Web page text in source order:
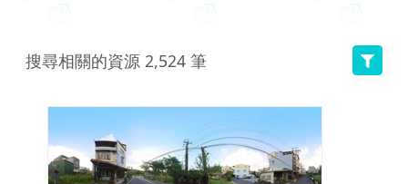
搜尋相關的資源 2,524 筆